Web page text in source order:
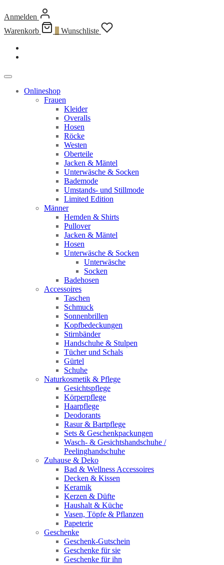
Anmelden
Warenkorb
Wunschliste
Onlineshop
Frauen
Kleider
Overalls
Hosen
Röcke
Westen
Oberteile
Jacken & Mäntel
Unterwäsche & Socken
Bademode
Umstands- und Stillmode
Limited Edition
Männer
Hemden & Shirts
Pullover
Jacken & Mäntel
Hosen
Unterwäsche & Socken
Unterwäsche
Socken
Badehosen
Accessoires
Taschen
Schmuck
Sonnenbrillen
Kopfbedeckungen
Stirnbänder
Handschuhe & Stulpen
Tücher und Schals
Gürtel
Schuhe
Naturkosmetik & Pflege
Gesichtspflege
Körperpflege
Haarpflege
Deodorants
Rasur & Bartpflege
Sets & Geschenkpackungen
Wasch‑ & Gesichtshandschuhe /
Peelinghandschuhe
Zuhause & Deko
Bad & Wellness Accessoires
Decken & Kissen
Keramik
Kerzen & Düfte
Haushalt & Küche
Vasen, Töpfe & Pflanzen
Papeterie
Geschenke
Geschenk-Gutschein
Geschenke für sie
Geschenke für ihn